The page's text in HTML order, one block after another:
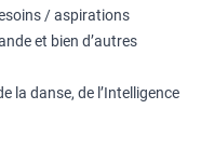
/ aspirations
et bien d’autres
la danse, de l’Intelligence